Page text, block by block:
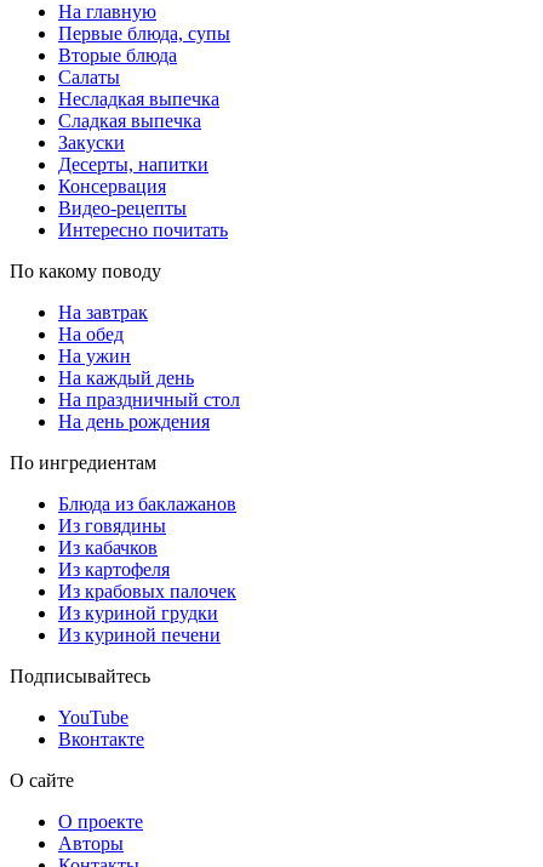
На главную
Первые блюда, супы
Вторые блюда
Салаты
Несладкая выпечка
Сладкая выпечка
Закуски
Десерты, напитки
Консервация
Видео-рецепты
Интересно почитать
По какому поводу
На завтрак
На обед
На ужин
На каждый день
На праздничный стол
На день рождения
По ингредиентам
Блюда из баклажанов
Из говядины
Из кабачков
Из картофеля
Из крабовых палочек
Из куриной грудки
Из куриной печени
Подписывайтесь
YouTube
Вконтакте
О сайте
О проекте
Авторы